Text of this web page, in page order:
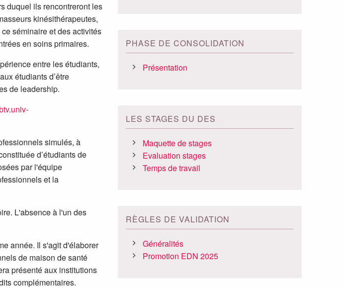
duquel ils rencontreront les
kinésithérapeutes,
séminaire et des activités
en soins primaires.
entre les étudiants,
étudiants d’être
de leadership.
simulés, à
d’étudiants de
par l'équipe
et la
L'absence à l'un des
année. Il s'agit d'élaborer
de maison de santé
présenté aux institutions
complémentaires.
PHASE DE CONSOLIDATION
Présentation
LES STAGES DU DES
Maquette de stages
Evaluation stages
Temps de travail
RÈGLES DE VALIDATION
Généralités
Promotion EDN 2025